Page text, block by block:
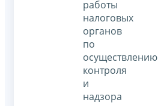
работы
налоговых
органов
по
осуществлению
контроля
и
надзора